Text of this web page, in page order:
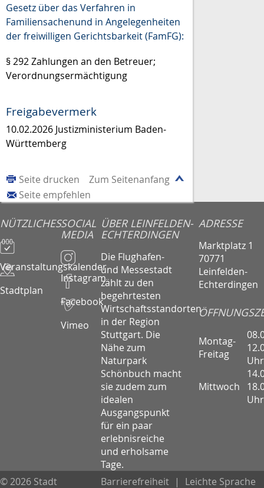
Gesetz über das Verfahren in
Familiensachenund in Angelegenheiten
der freiwilligen Gerichtsbarkeit (FamFG):
§ 292 Zahlungen an den Betreuer;
Verordnungsermächtigung
Freigabevermerk
10.02.2026 Justizministerium Baden-
Württemberg
Zum Seitenanfang
Seite drucken
Seite empfehlen
NÜTZLICHES
Veranstaltungskalender
Stadtplan
SOCIAL
MEDIA
Instagram
Facebook
Vimeo
ÜBER LEINFELDEN-
ECHTERDINGEN
Die Flughafen-
und Messestadt
zählt zu den
begehrtesten
Wirtschaftsstandorten
in der Region
Stuttgart. Die
Nähe zum
Naturpark
Schönbuch macht
sie zudem zum
idealen
Ausgangspunkt
für ein paar
erlebnisreiche
und erholsame
Tage.
ADRESSE
Marktplatz 1
70771
Leinfelden-
Echterdingen
Montag-
Freitag
Uhr
Mittwoch
Uhr
© 2026 Stadt Barrierefreiheit | Leichte Sprache